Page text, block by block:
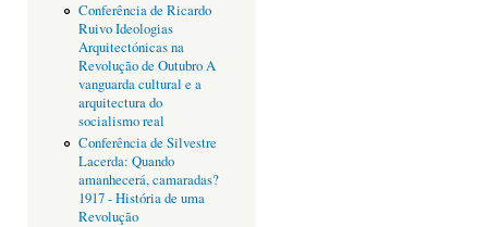
Conferência de Ricardo
Ruivo Ideologias
Arquitectónicas na
Revolução de Outubro A
vanguarda cultural e a
arquitectura do
socialismo real
Conferência de Silvestre
Lacerda: Quando
amanhecerá, camaradas?
1917 - História de uma
Revolução